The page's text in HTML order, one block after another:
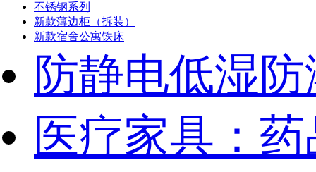
不锈钢系列
新款薄边柜（拆装）
新款宿舍公寓铁床
防静电低湿
医疗家具：